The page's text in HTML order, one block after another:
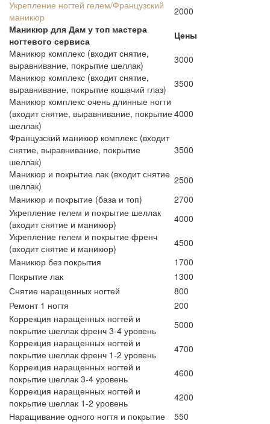
Укрепление ногтей гелем/Французский
маникюр
2000
Маникюр для Дам у топ мастера
ногтевого сервиса
Цены
Маникюр комплекс (входит снятие,
выравнивание, покрытие шеллак)
3000
Маникюр комплекс (входит снятие,
выравнивание, покрытие кошачий глаз)
3500
Маникюр комплекс очень длинные ногти
(входит снятие, выравнивание, покрытие
шеллак)
4000
Французский маникюр комплекс (входит
снятие, выравнивание, покрытие
шеллак)
3500
Маникюр и покрытие лак (входит снятие
шеллак)
2500
Маникюр и покрытие (база и топ)
2700
Укрепление гелем и покрытие шеллак
(входит снятие и маникюр)
4000
Укрепление гелем и покрытие френч
(входит снятие и маникюр)
4500
Маникюр без покрытия
1700
Покрытие лак
1300
Снятие наращенных ногтей
800
Ремонт 1 ногтя
200
Коррекция наращенных ногтей и
покрытие шеллак френч 3-4 уровень
5000
Коррекция наращенных ногтей и
покрытие шеллак френч 1-2 уровень
4700
Коррекция наращенных ногтей и
покрытие шеллак 3-4 уровень
4600
Коррекция наращенных ногтей и
покрытие шеллак 1-2 уровень
4200
Наращивание одного ногтя и покрытие
550